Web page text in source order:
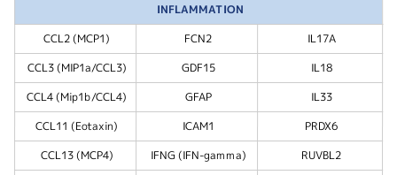
INFLAMMATION
CCL2 (MCP1) FCN2 IL17A
CCL3 (MIP1a/CCL3) GDF15 IL18
CCL4 (Mip1b/CCL4) GFAP IL33
CCL11 (Eotaxin) ICAM1 PRDX6
CCL13 (MCP4) IFNG (IFN-gamma) RUVBL2